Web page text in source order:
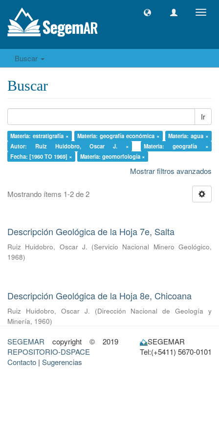
Buscar
Buscar
Ir
Materia: estratigrafía × Materia: geografía económica ×
Materia: agua ×
Autor: Ruiz Huidobro, Oscar J. ×
Materia: geografía ×
Fecha: [1960 TO 1969] ×
Materia: geomorfología ×
Mostrar filtros avanzados
Mostrando ítems 1-2 de 2
Descripción Geológica de la Hoja 7e, Salta
Ruiz Huidobro, Oscar J. (Servicio Nacional Minero Geológico,
1968)
Descripción Geológica de la Hoja 8e, Chicoana
Ruiz Huidobro, Oscar J. (Dirección Nacional de Geología y
Minería, 1960)
SEGEMAR copyright © 2019
REPOSITORIO-DSPACE
Contacto | Sugerencias
SEGEMAR
Tel:(+5411) 5670-0101